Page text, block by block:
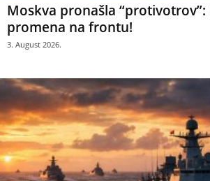
Moskva pronašla
promena na frontu!
3. August 2026.